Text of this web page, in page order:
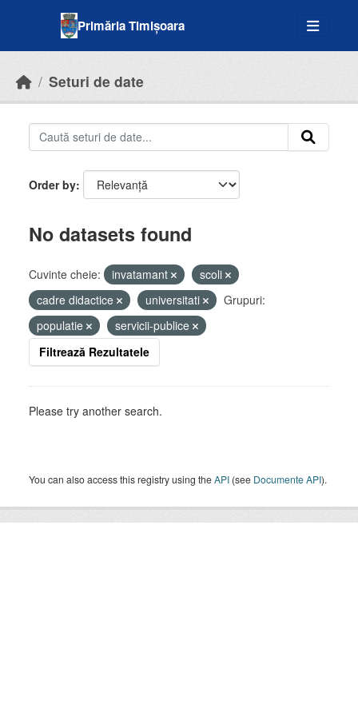
Primăria Timișoara
Seturi de date
Order by
No datasets found
Cuvinte cheie: invatamant
scoli
cadre didactice
universitati
Grupuri:
populatie
servicii-publice
Filtrează Rezultatele
Please try another search.
You can also access this registry using theAPI (see Documente API).